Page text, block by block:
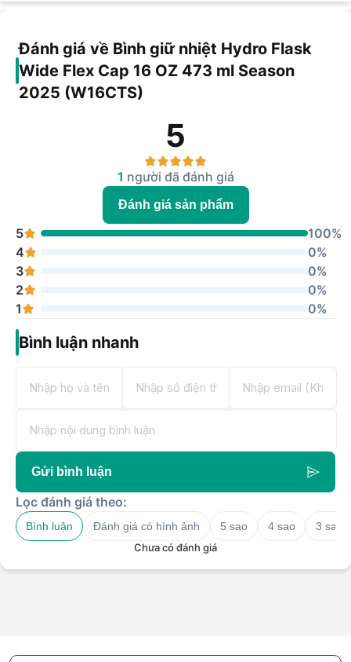
Đánh giá về Bình giữ nhiệt Hydro Flask
Wide Flex Cap 16 OZ 473 ml Season
2025 (W16CTS)
5
1 người đã đánh giá
Đánh giá sản phẩm
5
100%
4
0%
3
0%
2
0%
1
0%
Bình luận nhanh
Gửi bình luận
Lọc đánh giá theo:
Bình luận Đánh giá có hình ảnh 5 sao 4 sao
3 sao
Chưa có đánh giá